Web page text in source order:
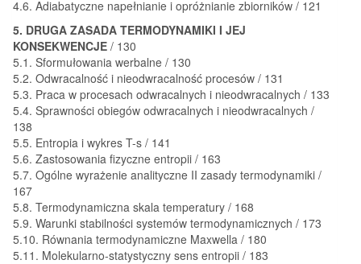
4.6. Adiabatyczne napełnianie i opróżnianie zbiorników / 121
5. DRUGA ZASADA TERMODYNAMIKI I JEJ
KONSEKWENCJE / 130
5.1. Sformułowania werbalne / 130
5.2. Odwracalność i nieodwracalność procesów / 131
5.3. Praca w procesach odwracalnych i nieodwracalnych / 133
5.4. Sprawności obiegów odwracalnych i nieodwracalnych /
138
5.5. Entropia i wykres T-s / 141
5.6. Zastosowania fizyczne entropii / 163
5.7. Ogólne wyrażenie analityczne II zasady termodynamiki /
167
5.8. Termodynamiczna skala temperatury / 168
5.9. Warunki stabilności systemów termodynamicznych / 173
5.10. Równania termodynamiczne Maxwella / 180
5.11. Molekularno-statystyczny sens entropii / 183